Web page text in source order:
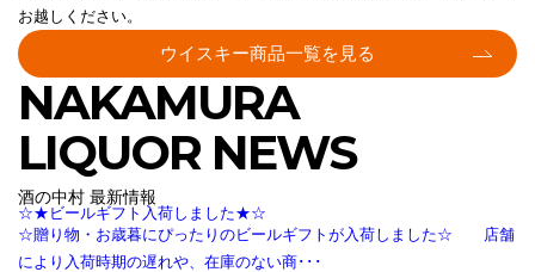
お越しください。
ウイスキー商品一覧を見る
NAKAMURA
LIQUOR NEWS
酒の中村 最新情報
☆★ビールギフト入荷しました★☆
☆贈り物・お歳暮にぴったりのビールギフトが入荷しました☆ 店舗
により入荷時期の遅れや、在庫のない商･･･